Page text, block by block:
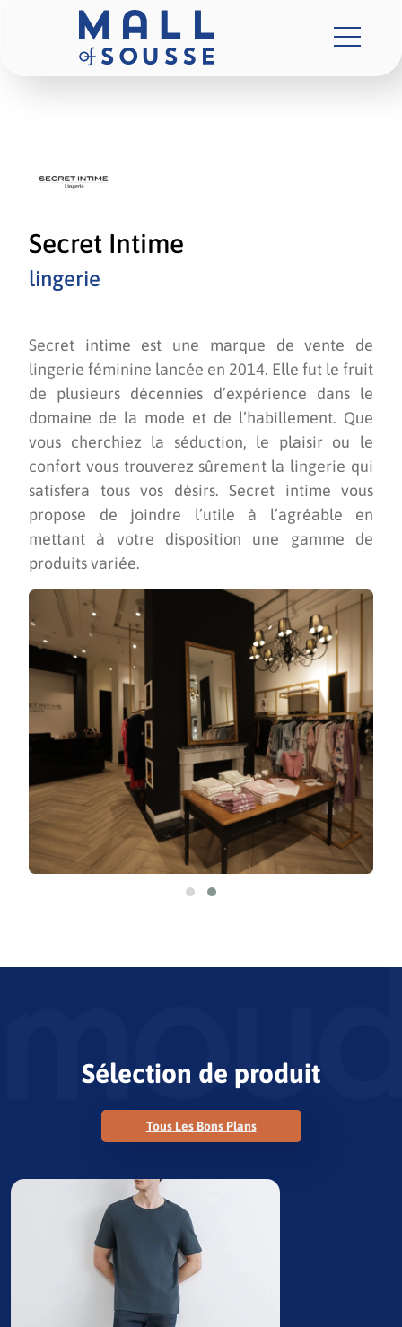
Secret Intime
lingerie
Secret intime est une marque de vente de
lingerie féminine lancée en 2014. Elle fut le fruit
de plusieurs décennies d’expérience dans le
domaine de la mode et de l’habillement. Que
vous cherchiez la séduction, le plaisir ou le
confort vous trouverez sûrement la lingerie qui
satisfera tous vos désirs. Secret intime vous
propose de joindre l’utile à l’agréable en
mettant à votre disposition une gamme de
produits variée.
Sélection de produit
Tous Les Bons Plans